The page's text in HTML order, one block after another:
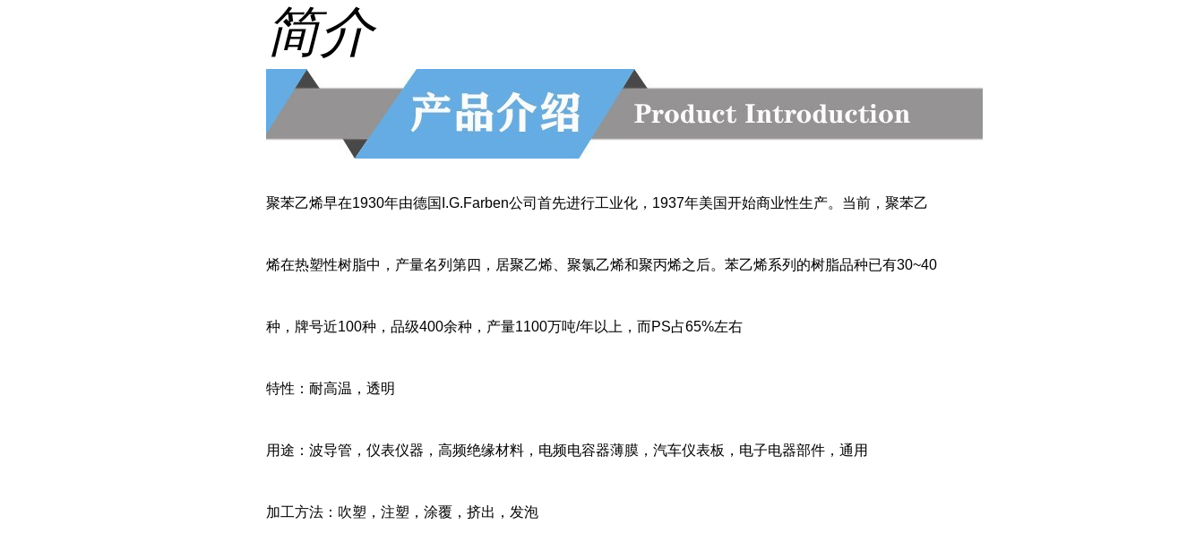
简介
聚苯乙烯早在1930年由德国I.G.Farben公司首先进行工业化，1937年美国开始商业性生产。当前，聚苯乙
烯在热塑性树脂中，产量名列第四，居聚乙烯、聚氯乙烯和聚丙烯之后。苯乙烯系列的树脂品种已有30~40
种，牌号近100种，品级400余种，产量1100万吨/年以上，而PS占65%左右
特性：耐高温，透明
用途：波导管，仪表仪器，高频绝缘材料，电频电容器薄膜，汽车仪表板，电子电器部件，通用
加工方法：吹塑，注塑，涂覆，挤出，发泡